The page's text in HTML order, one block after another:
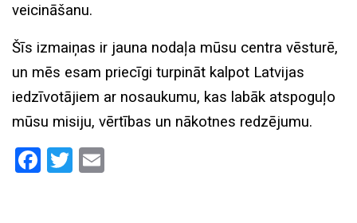
veicināšanu.
Šīs izmaiņas ir jauna nodaļa mūsu centra vēsturē,
un mēs esam priecīgi turpināt kalpot Latvijas
iedzīvotājiem ar nosaukumu, kas labāk atspoguļo
mūsu misiju, vērtības un nākotnes redzējumu.
Facebook
Twitter